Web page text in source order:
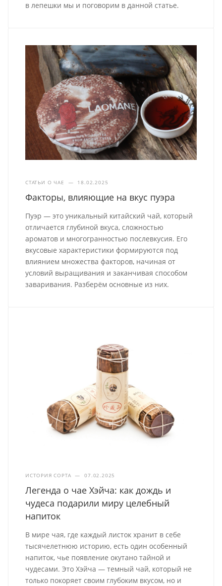
в лепешки мы и поговорим в данной статье.
СТАТЬИ О ЧАЕ — 18.02.2025
Факторы, влияющие на вкус пуэра
Пуэр — это уникальный китайский чай, который
отличается глубиной вкуса, сложностью
ароматов и многогранностью послевкусия. Его
вкусовые характеристики формируются под
влиянием множества факторов, начиная от
условий выращивания и заканчивая способом
заваривания. Разберём основные из них.
ИСТОРИЯ СОРТА — 07.02.2025
Легенда о чае Хэйча: как дождь и
чудеса подарили миру целебный
напиток
В мире чая, где каждый листок хранит в себе
тысячелетнюю историю, есть один особенный
напиток, чье появление окутано тайной и
чудесами. Это Хэйча — темный чай, который не
только покоряет своим глубоким вкусом, но и